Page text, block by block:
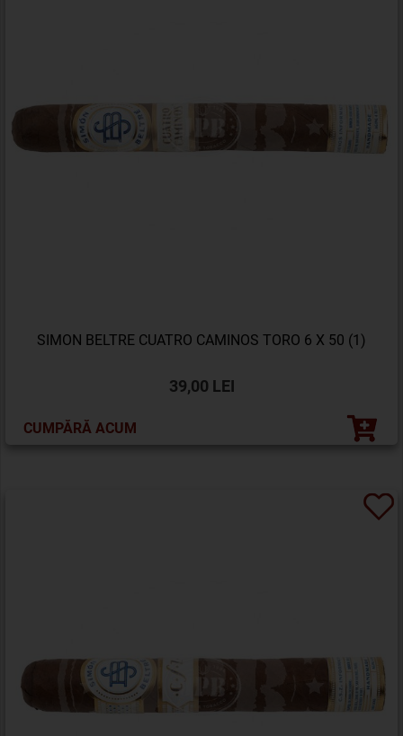
SIMON BELTRE CUATRO CAMINOS TORO 6 X 50 (1)
39,00 LEI
CUMPĂRĂ ACUM